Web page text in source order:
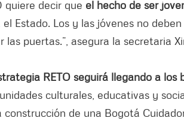
quiere decir que el hecho de ser
Estado. Los y las jóvenes no
las puertas.”, asegura la secretaria
RETO seguirá llegando a los
culturales, educativas y
construcción de una Bogotá